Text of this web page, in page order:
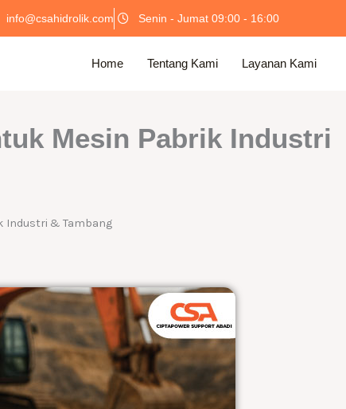
info@csahidrolik.com Senin - Jumat 09:00 - 16:00
Home Tentang Kami Layanan Kami
Mesin Pabrik Industri
Industri & Tambang